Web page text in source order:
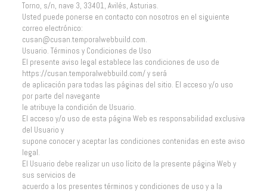
Torno, s/n, nave 3, 33401, Avilés, Asturias.
Usted puede ponerse en contacto con nosotros en el siguiente
correo electrónico:
cusan@cusan.temporalwebbuild.com.
Usuario. Términos y Condiciones de Uso
El presente aviso legal establece las condiciones de uso de
https://cusan.temporalwebbuild.com/ y será
de aplicación para todas las páginas del sitio. El acceso y/o uso
por parte del navegante
le atribuye la condición de Usuario.
El acceso y/o uso de esta página Web es responsabilidad exclusiva
del Usuario y
supone conocer y aceptar las condiciones contenidas en este aviso
legal.
El Usuario debe realizar un uso lícito de la presente página Web y
sus servicios de
acuerdo a los presentes términos y condiciones de uso y a la